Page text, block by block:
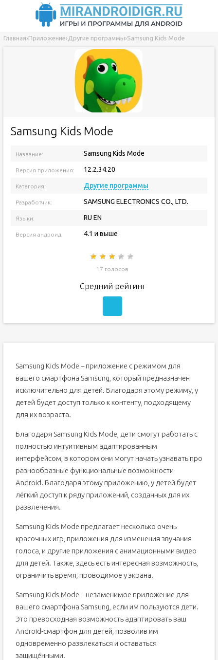
Главная›Приложение› Другие программы›Samsung Kids Mode
Samsung Kids Mode
Название: Samsung Kids Mode
Версия приложения: 12.2.34.20
Категория: Другие программы
Разработчик: SAMSUNG ELECTRONICS CO., LTD.
Языки: RU EN
Версия андроид: 4.1 и выше
17 голосов
Средний рейтинг
Samsung Kids Mode – приложение с режимом для
вашего смартфона Samsung, который предназначен
исключительно для детей. Благодаря этому режиму, у
детей будет доступ только к контенту, подходящему
для их возраста.
Благодаря Samsung Kids Mode, дети смогут работать с
полностью интуитивным адаптированным
интерфейсом, в котором они могут начать узнавать про
разнообразные функциональные возможности
Android. Благодаря этому приложению, у детей будет
лёгкий доступ к ряду приложений, созданных для их
развлечения.
Samsung Kids Mode предлагает несколько очень
красочных игр, приложения для изменения звучания
голоса, и другие приложения с анимационными видео
для детей. Также, здесь есть интересная возможность,
ограничить время, проводимое у экрана.
Samsung Kids Mode – незаменимое приложение для
вашего смартфона Samsung, если им пользуются дети.
Это превосходная возможность адаптировать ваш
Android-смартфон для детей, позволив им
одновременно развлекаться и оставаться
защищёнными.